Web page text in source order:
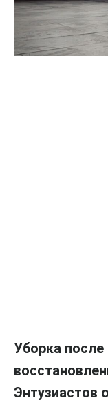
Уборка
Энтузиастов